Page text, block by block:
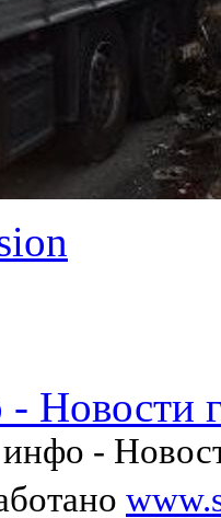
Новости
-